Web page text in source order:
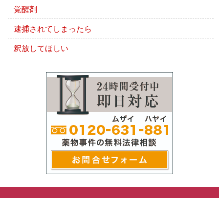
覚醒剤
逮捕されてしまったら
釈放してほしい